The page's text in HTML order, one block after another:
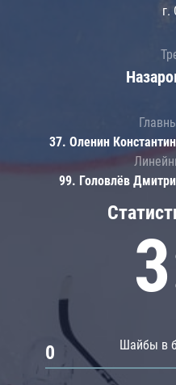
Шайбы в
0
г.
37. Оленин
99. Головлёв